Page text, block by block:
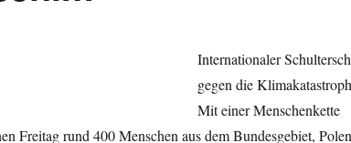
Internationaler
gegen die
Mit einer Menschenkette
Freitag rund 400 Menschen aus dem Bundesgebiet, Polen